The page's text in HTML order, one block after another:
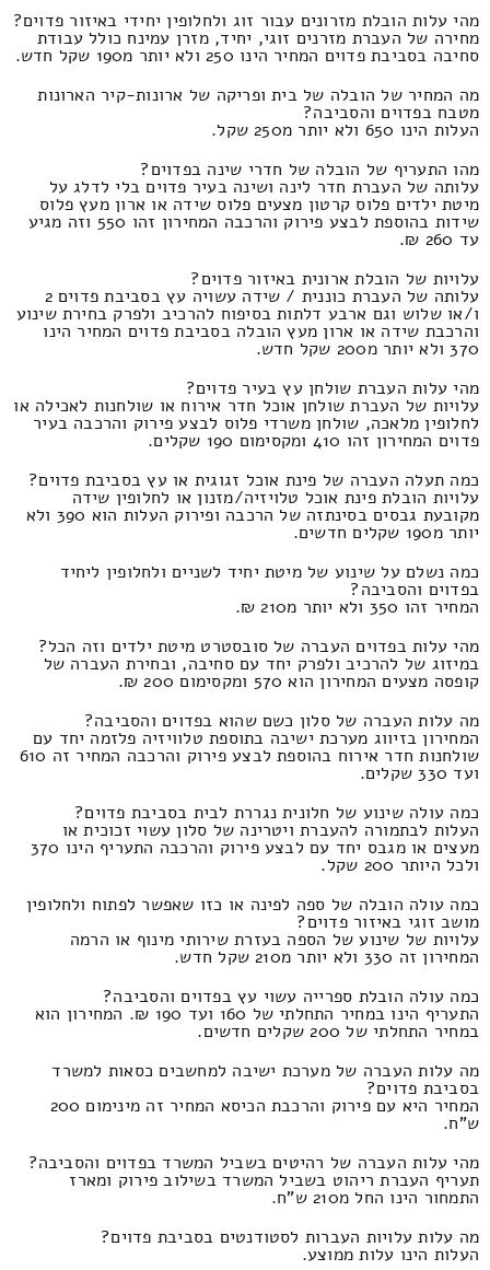
מהי עלות הובלת מזרונים עבור זוג ולחלופין יחידי באיזור פדוים?
מחירה של העברת מזרנים זוגי, יחיד, מזרן עמינח כולל עבודת
סחיבה בסביבת פדוים המחיר הינו 250 ולא יותר מ190 שקל חדש.
מה המחיר של הובלה של בית ופריקה של ארונות-קיר הארונות
מטבח בפדוים והסביבה?
העלות הינו 650 ולא יותר מ250 שקל.
מהו התעריף של הובלה של חדרי שינה בפדוים?
עלותה של העברת חדר לינה ושינה בעיר פדוים בלי לדלג על
מיטת ילדים פלוס קרטון מצעים פלוס שידה או ארון מעץ פלוס
שידות בהוספת לבצע פירוק והרכבה המחירון זהו 550 וזה מגיע
עד 260 ₪.
עלויות של הובלת ארונית באיזור פדוים?
עלותה של העברת כוננית / שידה עשויה עץ בסביבת פדוים 2
ו/או שלוש וגם ארבע דלתות בסיפוח להרכיב ולפרק בחירת שינוע
והרכבת שידה או ארון מעץ הובלה בסביבת פדוים המחיר הינו
370 ולא יותר מ200 שקל חדש.
מהי עלות העברת שולחן עץ בעיר פדוים?
עלויות של העברת שולחן אוכל חדר אירוח או שולחנות לאכילה או
לחלופין מלאכה, שולחן משרדי פלוס לבצע פירוק והרכבה בעיר
פדוים המחירון זהו 410 ומקסימום 190 שקלים.
כמה תעלה העברה של פינת אוכל זגוגית או עץ בסביבת פדוים?
עלויות הובלת פינת אוכל טלויזיה/מזנון או לחלופין שידה
מקובעת גבסים בסינתזה של הרכבה ופירוק העלות הוא 390 ולא
יותר מ190 שקלים חדשים.
כמה נשלם על שינוע של מיטת יחיד לשניים ולחלופין ליחיד
בפדוים והסביבה?
המחיר זהו 350 ולא יותר מ210 ₪.
מהי עלות בפדוים העברה של סובסטרט מיטת ילדים וזה הכל?
במיזוג של להרכיב ולפרק יחד עם סחיבה, ובחירת העברה של
קופסה מצעים המחירון הוא 570 ומקסימום 200 ₪.
מה עלות העברה של סלון כשם שהוא בפדוים והסביבה?
המחירון בזיווג מערכת ישיבה בתוספת טלוויזיה פלזמה יחד עם
שולחנות חדר אירוח בהוספת לבצע פירוק והרכבה המחיר זה 610
ועד 330 שקלים.
כמה עולה שינוע של חלונית נגררת לבית בסביבת פדוים?
העלות לבתמורה להעברת ויטרינה של סלון עשוי זכוכית או
מעצים או מגבס יחד עם לבצע פירוק והרכבה התעריף הינו 370
ולכל היותר 200 שקל.
כמה עולה הובלה של ספה לפינה או כזו שאפשר לפתוח ולחלופין
מושב זוגי באיזור פדוים?
עלויות של שינוע של הספה בעזרת שירותי מינוף או הרמה
המחירון זה 330 ולא יותר מ210 שקל חדש.
כמה עולה הובלת ספרייה עשוי עץ בפדוים והסביבה?
התעריף הינו במחיר התחלתי של 160 ועד 190 ₪. המחירון הוא
במחיר התחלתי של 200 שקלים חדשים.
מה עלות העברה של מערכת ישיבה למחשבים כסאות למשרד
בסביבת פדוים?
המחיר היא עם פירוק והרכבת הכיסא המחיר זה מינימום 200
ש"ח.
מהי עלות העברה של רהיטים בשביל המשרד בפדוים והסביבה?
תעריף העברת ריהוט בשביל המשרד בשילוב פירוק ומארז
התמחור הינו החל מ210 ש"ח.
מה עלות עלויות העברות לסטודנטים בסביבת פדוים?
העלות הינו עלות ממוצע.